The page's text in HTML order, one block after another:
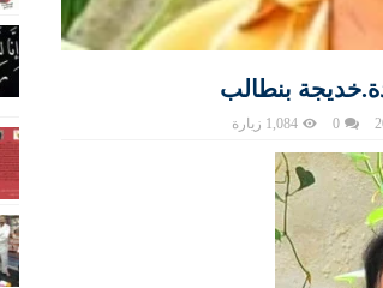
دة.خديجة بنطالب
0 1,084 زيارة